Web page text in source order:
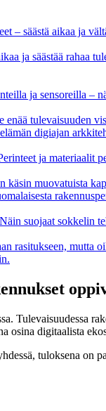
– säästä aikaa ja
ja säästää rahaa
ja sensoreilla –
enää tulevaisuuden
digiajan
ja materiaalit
muovatuista
suojaat sokkelin
rasitukseen, mutta
Tulevaisuudessa
osina digitaalista
tuloksena on